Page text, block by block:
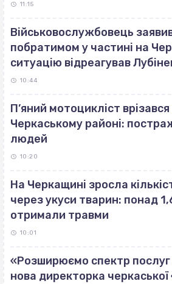
11:15
Військовослужбовець
побратимом у частині на
ситуацію відреагував
10:44
П’яний мотоцикліст
Черкаському районі:
людей
10:20
На Черкащині зросла
через укуси тварин: понад
отримали травми
10:01
«Розширюємо спектр послуг
нова директорка